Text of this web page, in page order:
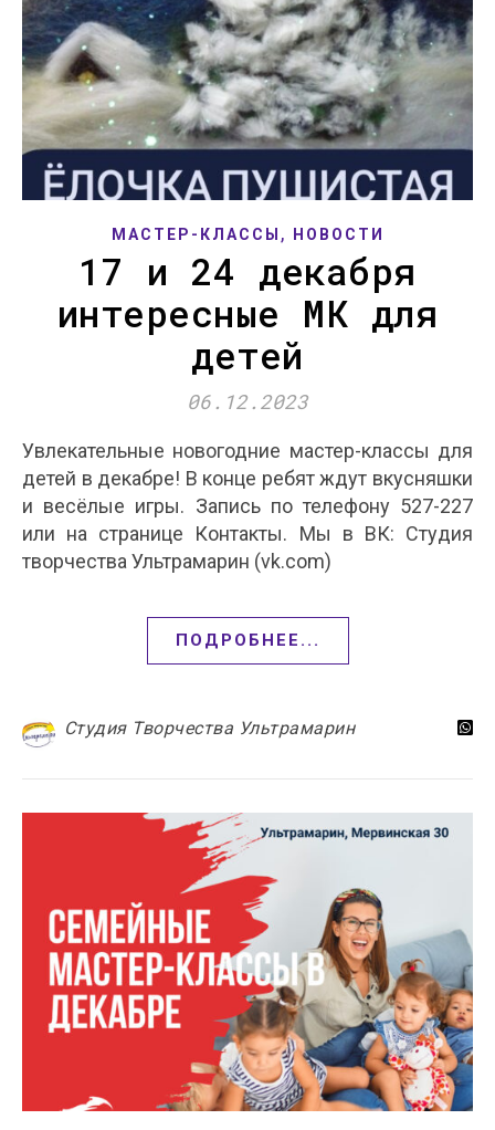
МАСТЕР-КЛАССЫ , НОВОСТИ
17 и 24 декабря
интересные МК для
детей
06.12.2023
Увлекательные новогодние мастер-классы для
детей в декабре! В конце ребят ждут вкусняшки
и весёлые игры. Запись по телефону 527-227
или на странице Контакты. Мы в ВК: Студия
творчества Ультрамарин (vk.com)
ПОДРОБНЕЕ...
Студия Творчества Ультрамарин